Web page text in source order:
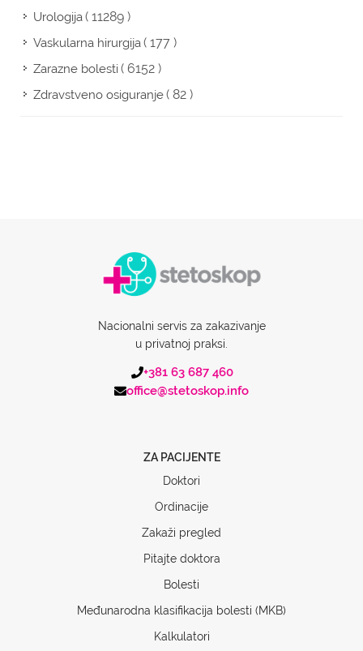
Urologija( 11289 )
Vaskularna hirurgija( 177 )
Zarazne bolesti( 6152 )
Zdravstveno osiguranje( 82 )
Nacionalni servis za zakazivanje
u privatnoj praksi.
+381 63 687 460
office@stetoskop.info
ZA PACIJENTE
Doktori
Ordinacije
Zakaži pregled
Pitajte doktora
Bolesti
Međunarodna klasifikacija bolesti (MKB)
Kalkulatori